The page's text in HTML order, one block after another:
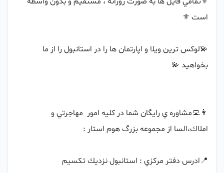
📍ادرس دفتر مركزي : استانبول نزديك تكسيم